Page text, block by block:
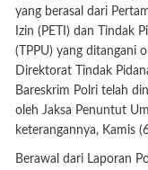
yang berasal dari
Izin (PETI) dan Tindak
(TPPU) yang ditangani
Direktorat Tindak
Bareskrim Polri telah
oleh Jaksa Penuntut
keterangannya, Kamis
Berawal dari Laporan